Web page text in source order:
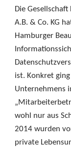
Die
A.B. & Co. KG
Hamburger
ist. Konkret
Unternehmens
wohl nur aus
2014 wurden
private